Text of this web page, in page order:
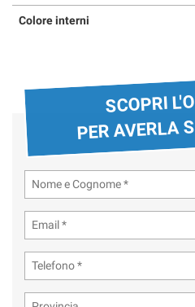
Colore interni
SCOPRI
PER AVERLA
policy.
Puoi
le
tue
scelte
in
qualsiasi
momento.
Cookie necessari